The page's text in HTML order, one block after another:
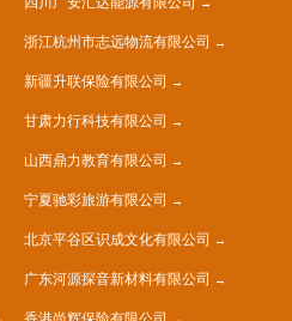
浙江杭州市志远物流有限公司
新疆升联保险有限公司
甘肃力行科技有限公司
山西鼎力教育有限公司
宁夏驰彩旅游有限公司
北京平谷区识成文化有限公司
广东河源探音新材料有限公司